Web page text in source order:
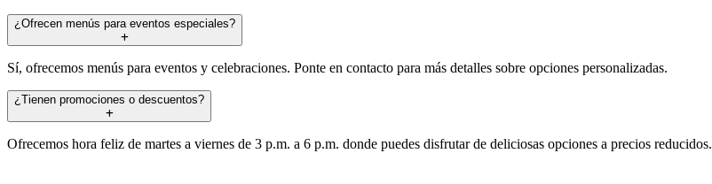
¿Ofrecen menús para eventos especiales?
Sí, ofrecemos menús para eventos y celebraciones. Ponte en contacto para más detalles sobre opciones personalizadas.
¿Tienen promociones o descuentos?
Ofrecemos hora feliz de martes a viernes de 3 p.m. a 6 p.m. donde puedes disfrutar de deliciosas opciones a precios reducidos.